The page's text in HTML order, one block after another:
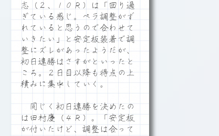
志（２、１０Ｒ）は「回り過
ぎている感じ。ペラ調整がず
れていると思うので合わせて
いきたい」と安定板装着で調
整にズレがあったようだが、
初日連勝はさすがといったと
ころ。２日目以降も得点の上
積みに集中していく。
同じく初日連勝を決めたの
は田村慶（４Ｒ）。「安定板
が付いたけど、調整は合って